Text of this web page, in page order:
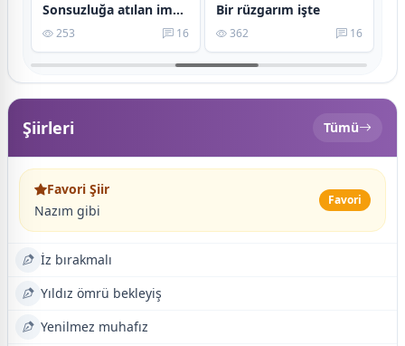
Sonsuzluğa atılan imzam
253 16
Bir rüzgarım işte
362 16
Şiirleri Tümü
Favori Şiir
Nazım gibi
Favori
İz bırakmalı
Yıldız ömrü bekleyiş
Yenilmez muhafız